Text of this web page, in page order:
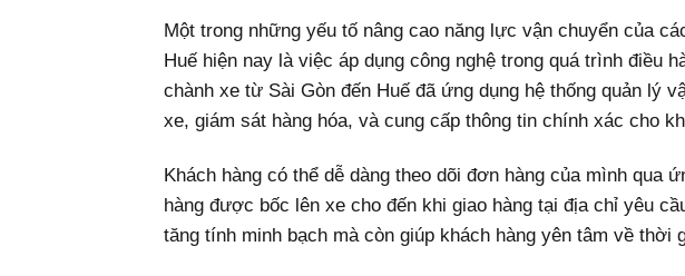
Một trong những yếu tố nâng cao năng lực vận chuyển của
Huế hiện nay là việc áp dụng công nghệ trong quá trình điều
chành xe từ Sài Gòn đến Huế đã ứng dụng hệ thống quản lý
xe, giám sát hàng hóa, và cung cấp thông tin chính xác cho
Khách hàng có thể dễ dàng theo dõi đơn hàng của mình qua
hàng được bốc lên xe cho đến khi giao hàng tại địa chỉ yêu
tăng tính minh bạch mà còn giúp khách hàng yên tâm về thời